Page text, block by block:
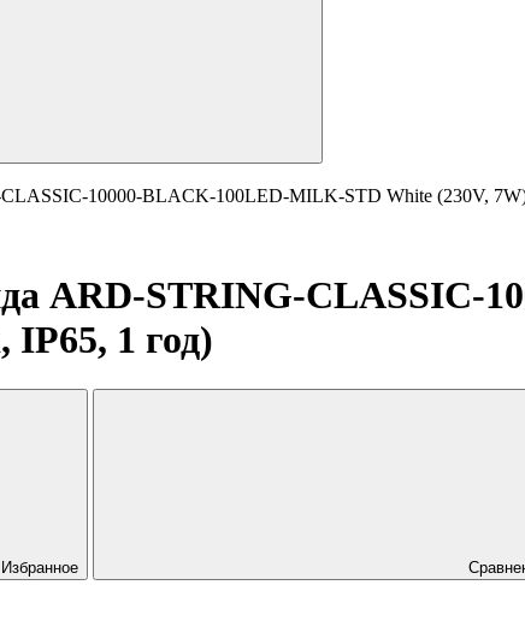
10000-BLACK-100LED-MILK-STD White (230V,
ARD-STRING-
IP65, 1 год)
Избранное